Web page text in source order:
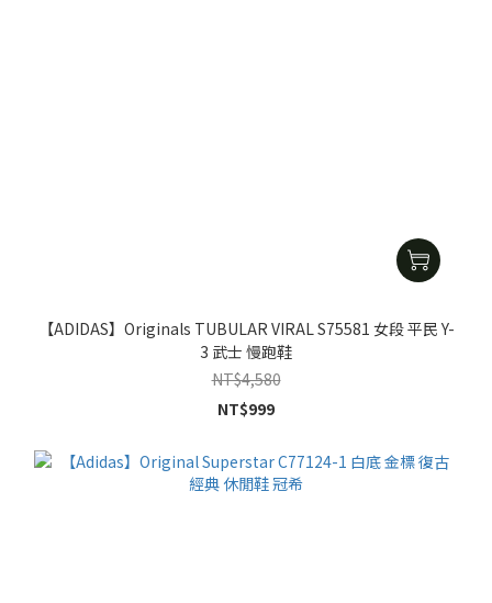
【ADIDAS】Originals TUBULAR VIRAL S75581 女段 平民 Y-
3 武士 慢跑鞋
NT$4,580
NT$999